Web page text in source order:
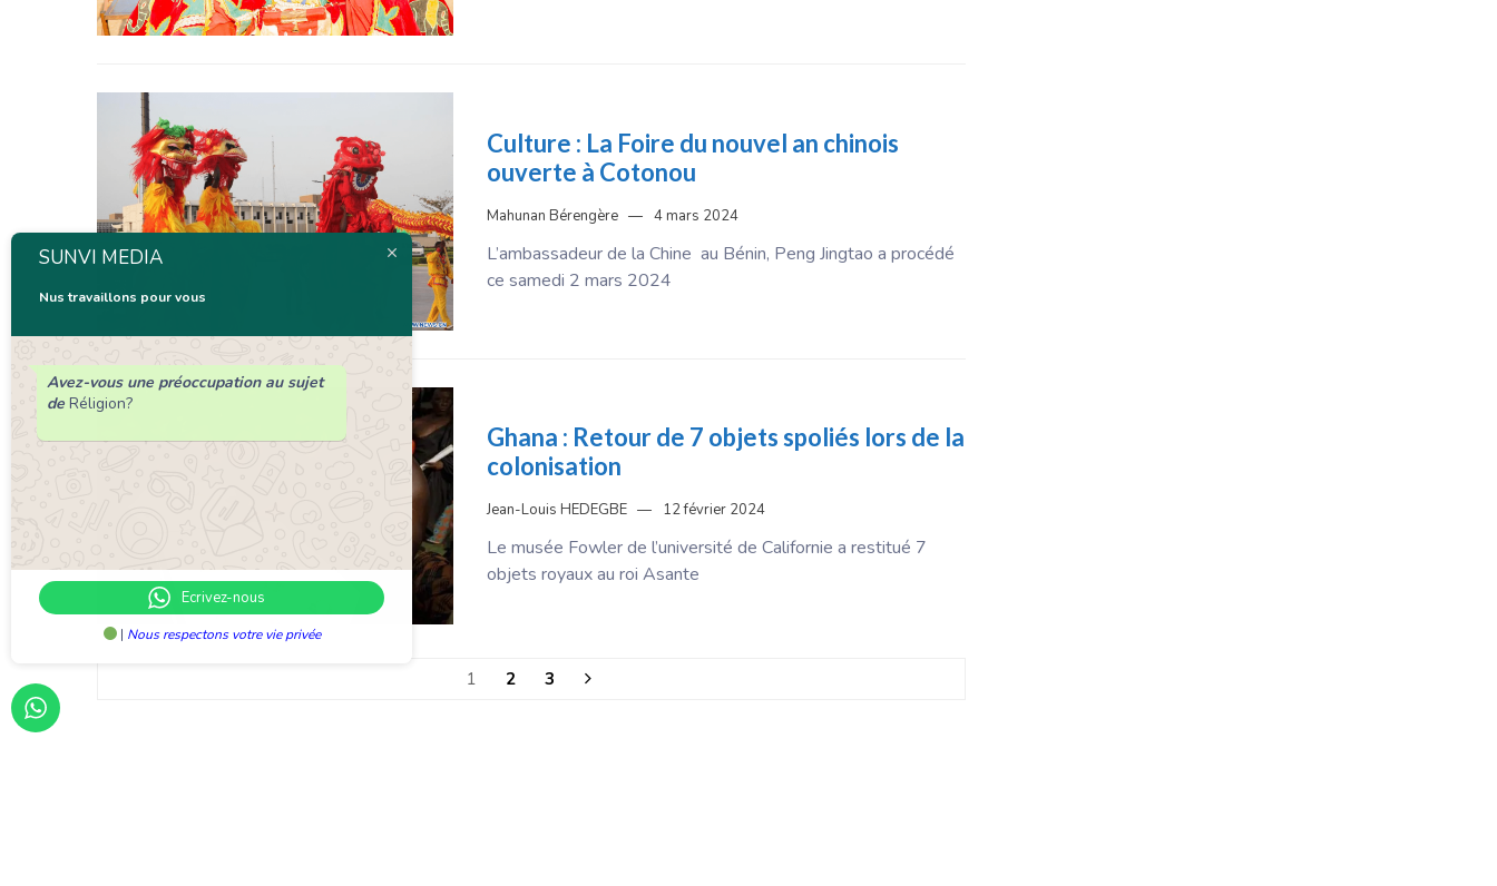
Culture : La Foire du nouvel an chinois
ouverte à Cotonou
Mahunan Bérengère 4 mars 2024
L’ambassadeur de la Chine au Bénin, Peng Jingtao a procédé
ce samedi 2 mars 2024
Ghana : Retour de 7 objets spoliés lors de la
colonisation
Jean-Louis HEDEGBE 12 février 2024
Le musée Fowler de l’université de Californie a restitué 7
objets royaux au roi Asante
1 2 3
SUNVI MEDIA
Nus travaillons pour vous
Avez-vous une préoccupation au sujet
de Réligion?
Ecrivez-nous
| Nous respectons votre vie privée